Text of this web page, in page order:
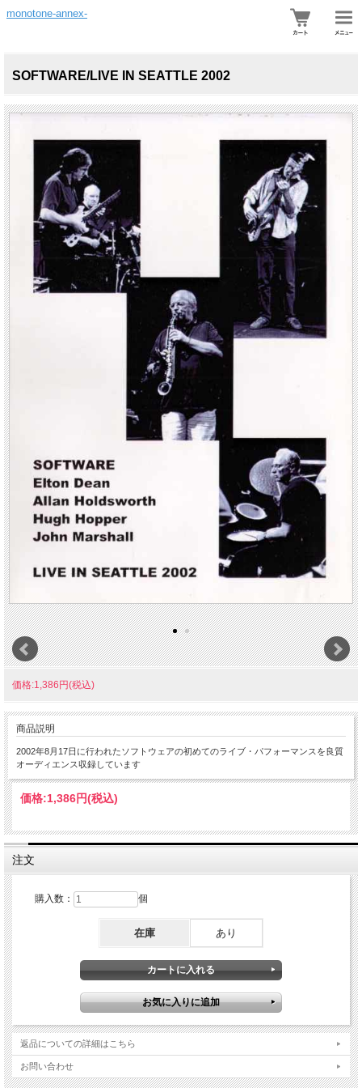
monotone-annex-
SOFTWARE/LIVE IN SEATTLE 2002
価格:1,386円(税込)
商品説明
2002年8月17日に行われたソフトウェアの初めてのライブ・パフォーマンスを良質
オーディエンス収録しています
価格:1,386円(税込)
注文
購入数： 個
在庫 あり
返品についての詳細はこちら
お問い合わせ